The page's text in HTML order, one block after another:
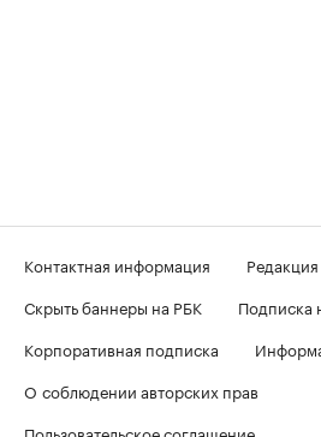
Контактная информация
Редакция
Скрыть баннеры на РБК
Подписка
Корпоративная подписка
О соблюдении авторских прав